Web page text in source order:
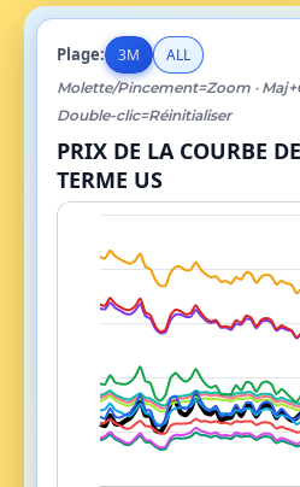
Plage: 3M ALL
Molette/Pincement=Zoom ·
Double-clic=Réinitialiser
PRIX DE LA COURBE
TERME US